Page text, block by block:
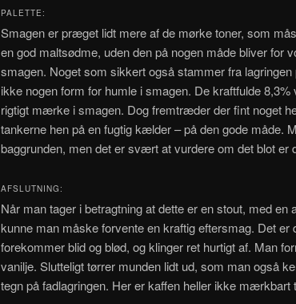
PALETTE:
Smagen er præget lidt mere af de mørke toner, som
en god maltsødme, uden den på nogen måde bliver for
smagen. Noget som sikkert også stammer fra
ikke nogen form for humle i smagen. De kraftfulde
rigtigt mærke i smagen. Dog fremtræder der fint noget
tankerne hen på en fugtig kælder – på den gode måde.
baggrunden, men det er svært at vurdere om det blot er
AFSLUTNING:
Når man tager i betragtning at dette er en stout, med en
kunne man måske forvente en kraftig eftersmag. Det
forekommer blid og blød, og klinger ret hurtigt af. Man
vanilje. Slutteligt tørrer munden lidt ud, som man også
tegn på fadlagringen. Her er kaffen heller ikke mærkbart